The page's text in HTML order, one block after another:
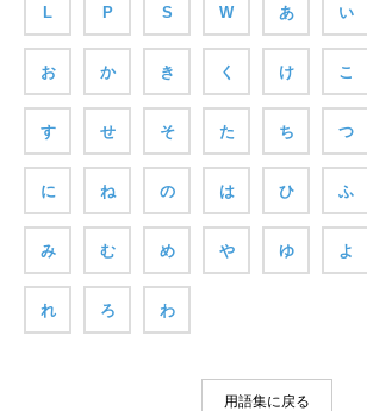
L P S W あ い
お か き く け こ
す せ そ た ち つ
に ね の は ひ ふ
み む め や ゆ よ
れ ろ わ
用語集に戻る